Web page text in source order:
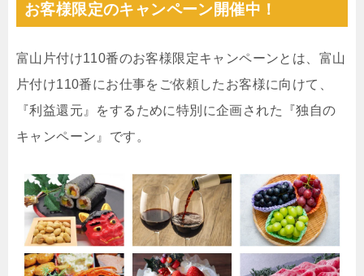
お客様限定のキャンペーン開催中！
富山片付け110番のお客様限定キャンペーンとは、富山
片付け110番にお仕事をご依頼したお客様に向けて、
『利益還元』をするために特別に企画された『独自の
キャンペーン』です。